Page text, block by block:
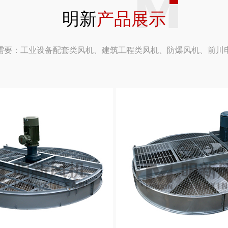
明新产品展示
要：工业设备配套类风机、建筑工程类风机、防爆风机、前川